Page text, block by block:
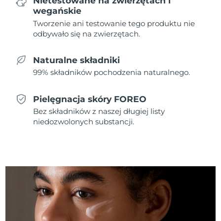
wegańskie
Tworzenie ani testowanie tego produktu nie
odbywało się na zwierzętach.
Naturalne składniki
99% składników pochodzenia naturalnego.
Pielęgnacja skóry FOREO
Bez składników z naszej długiej listy
niedozwolonych substancji.
Holandia
Oczekiwany czas dostawy
8/10/26
Nowa Zelandia
Oczekiwany czas dostawy
Oman
Oczekiwany czas dostawy
Polska
Oczekiwany czas dostawy
Portugalia
Oczekiwany czas dostawy